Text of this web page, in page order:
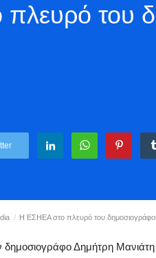
του
Η ΕΣΗΕΑ στο πλευρό του
Δημήτρη